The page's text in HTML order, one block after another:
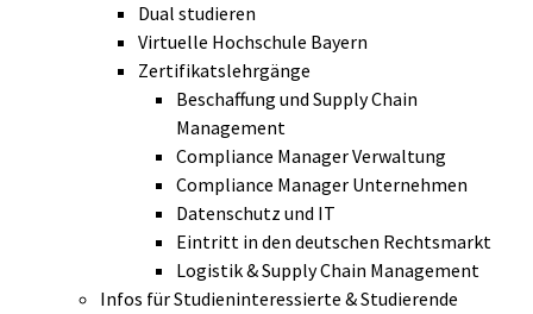
Dual studieren
Virtuelle Hochschule Bayern
Zertifikatslehrgänge
Beschaffung und Supply Chain
Management
Compliance Manager Verwaltung
Compliance Manager Unternehmen
Datenschutz und IT
Eintritt in den deutschen Rechtsmarkt
Logistik & Supply Chain Management
Infos für Studieninteressierte & Studierende